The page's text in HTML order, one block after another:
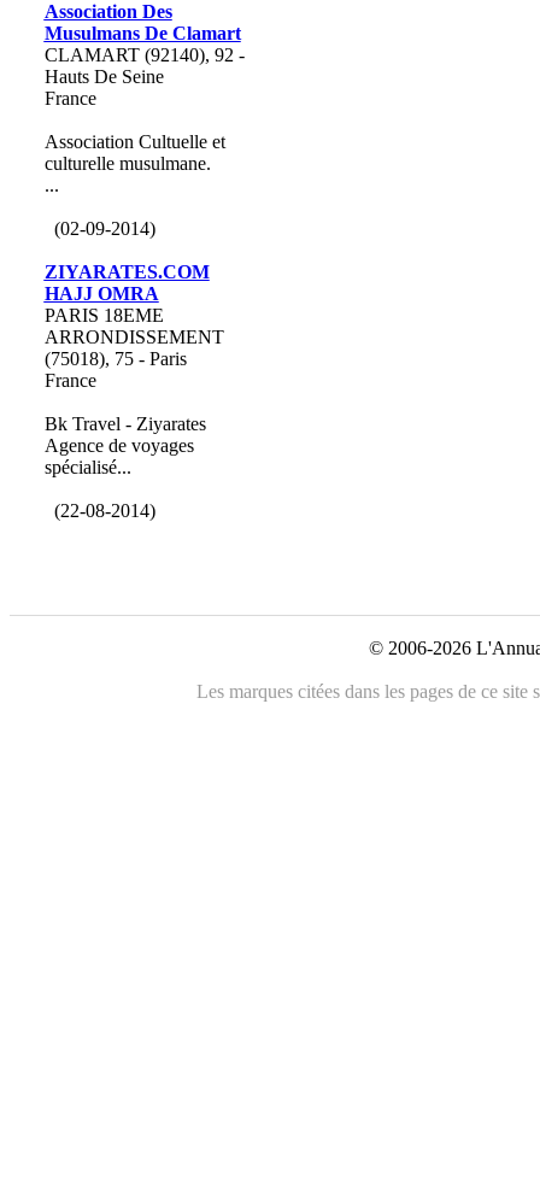
Association Des
Musulmans De Clamart
CLAMART (92140), 92 -
Hauts De Seine
France
Association Cultuelle et
culturelle musulmane.
...
(02-09-2014)
ZIYARATES.COM
HAJJ OMRA
PARIS 18EME
ARRONDISSEMENT
(75018), 75 - Paris
France
Bk Travel - Ziyarates
Agence de voyages
spécialisé...
(22-08-2014)
© 2006-2026
Les marques citées dans les pages de ce